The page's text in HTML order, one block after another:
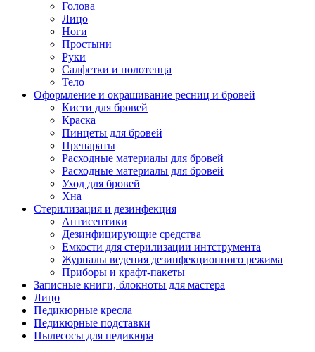
Голова
Лицо
Ноги
Простыни
Руки
Салфетки и полотенца
Тело
Оформление и окрашивание ресниц и бровей
Кисти для бровей
Краска
Пинцеты для бровей
Препараты
Расходные материалы для бровей
Расходные материалы для бровей
Уход для бровей
Хна
Стерилизация и дезинфекция
Антисептики
Дезинфицирующие средства
Емкости для стерилизации интструмента
Журналы ведения дезинфекционного режима
Приборы и крафт-пакеты
Записные книги, блокноты для мастера
Лицо
Педикюрные кресла
Педикюрные подставки
Пылесосы для педикюра